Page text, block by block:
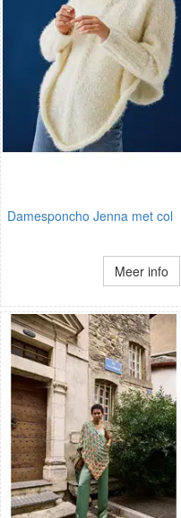
Damesponcho Jenna met col
Meer info